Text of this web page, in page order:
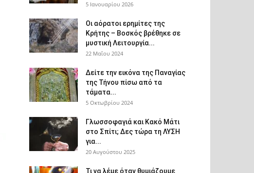
5 Ιανουαρίου 2026
Οι αόρατοι ερημίτες της
Κρήτης – Βοσκός βρέθηκε σε
μυστική Λειτουργία...
22 Μαΐου 2024
Δείτε την εικόνα της Παναγίας
της Τήνου πίσω από τα
τάματα...
5 Οκτωβρίου 2024
Γλωσσοφαγιά και Κακό Μάτι
στο Σπίτι; Δες τώρα τη ΛΥΣΗ
για...
20 Αυγούστου 2025
Τι να λέμε όταν θυμιάζουμε